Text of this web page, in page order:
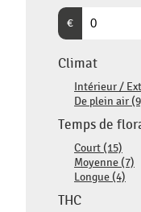
€
Climat
Intérieur /
De plein air
Temps de
Court (15)
Moyenne (7)
Longue (4)
THC